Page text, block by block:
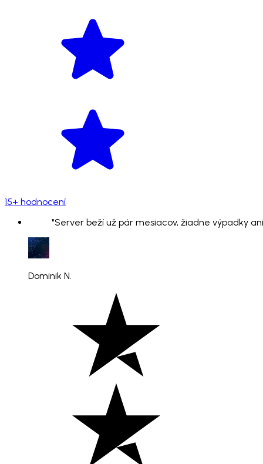
15+ hodnocení
"Server beží už pár mesiacov, žiadne výpadky
Dominik N.